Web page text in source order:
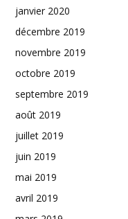
janvier 2020
décembre 2019
novembre 2019
octobre 2019
septembre 2019
août 2019
juillet 2019
juin 2019
mai 2019
avril 2019